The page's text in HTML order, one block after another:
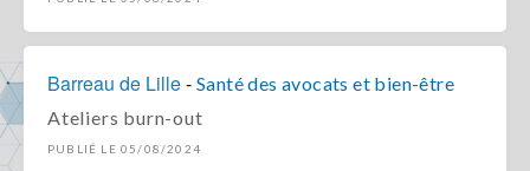
Barreau de Lille- Santé des avocats et bien-être
Ateliers burn-out
PUBLIÉ LE 05/08/2024